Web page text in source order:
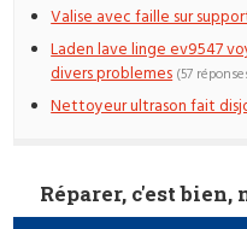
Valise avec faille sur
Laden lave linge ev9547
divers problemes (57
Nettoyeur ultrason fait
Réparer, c'est